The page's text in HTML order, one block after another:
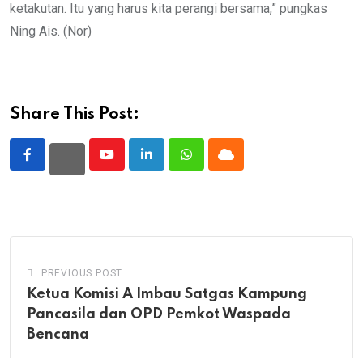
ketakutan. Itu yang harus kita perangi bersama,” pungkas
Ning Ais. (Nor)
Share This Post:
YoutubeLinkedInWhatsappCloud
PREVIOUS POST
Ketua Komisi A Imbau Satgas Kampung
Pancasila dan OPD Pemkot Waspada
Bencana